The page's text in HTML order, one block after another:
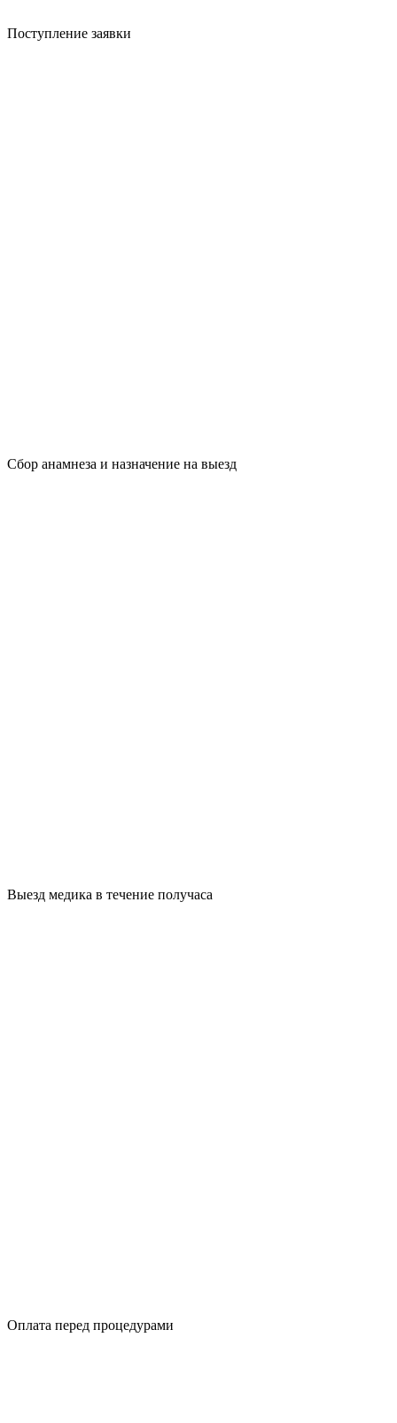
Поступление заявки
Сбор анамнеза и назначение на выезд
Выезд медика в течение получаса
Оплата перед процедурами